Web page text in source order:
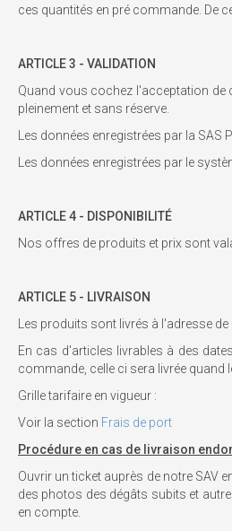
ces quantités en pré commande. De
ARTICLE 3 - VALIDATION
Quand vous cochez l'acceptation de
pleinement et sans réserve.
Les données enregistrées par la
Les données enregistrées par le
ARTICLE 4 - DISPONIBILITÉ
Nos offres de produits et prix sont
ARTICLE 5 - LIVRAISON
Les produits sont livrés à l'adresse
En cas d'articles livrables à des
commande, celle ci sera livrée quand
Grille tarifaire en vigueur :
Voir la section Frais de port
Procédure en cas de livraison
Ouvrir un ticket auprès de notre SAV
des photos des dégâts subits et
en compte.